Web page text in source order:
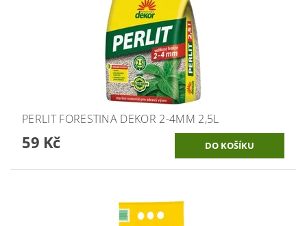
PERLIT FORESTINA DEKOR 2-4MM 2,5L
59 Kč